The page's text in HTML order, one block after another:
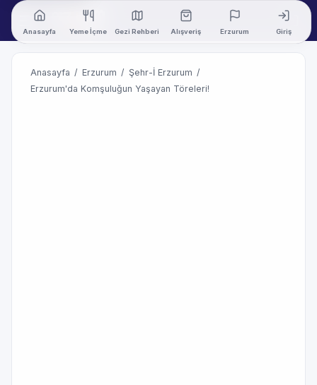
Anasayfa Yeme İçme Gezi Rehberi Alışveriş Erzurum Giriş
Anasayfa / Erzurum / Şehr-İ Erzurum /
Erzurum'da Komşuluğun Yaşayan Töreleri!